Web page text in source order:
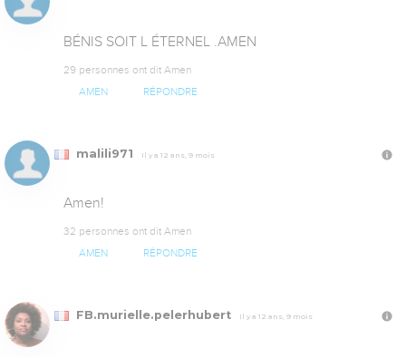
BÉNIS SOIT L ÉTERNEL .AMEN
29 personnes ont dit Amen
AMEN RÉPONDRE
malili971 Il y a 12 ans, 9 mois
Amen!
32 personnes ont dit Amen
AMEN RÉPONDRE
FB.murielle.pelerhubert Il y a 12 ans, 9 mois